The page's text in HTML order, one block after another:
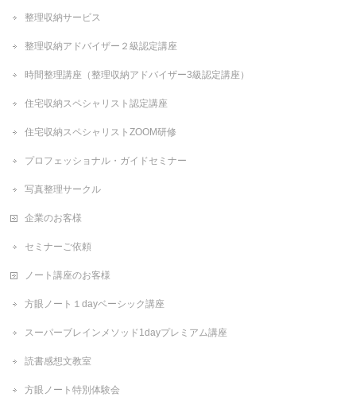
整理収納サービス
整理収納アドバイザー２級認定講座
時間整理講座（整理収納アドバイザー3級認定講座）
住宅収納スペシャリスト認定講座
住宅収納スペシャリストZOOM研修
プロフェッショナル・ガイドセミナー
写真整理サークル
企業のお客様
セミナーご依頼
ノート講座のお客様
方眼ノート１dayベーシック講座
スーパーブレインメソッド1dayプレミアム講座
読書感想文教室
方眼ノート特別体験会